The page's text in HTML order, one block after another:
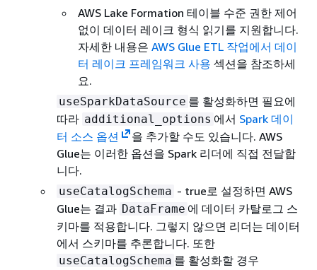
AWS Lake Formation 테이블 수준 권한 제어
없이 데이터 레이크 형식 읽기를 지원합니다.
자세한 내용은 AWS Glue ETL 작업에서 데이
터 레이크 프레임워크 사용 섹션을 참조하세
요.
useSparkDataSource 를 활성화하면 필요에
따라 additional_options 에서 Spark 데이
터 소스 옵션
을 추가할 수도 있습니다. AWS
Glue는 이러한 옵션을 Spark 리더에 직접 전달합
니다.
useCatalogSchema - true로 설정하면 AWS
Glue는 결과 DataFrame 에 데이터 카탈로그 스
키마를 적용합니다. 그렇지 않으면 리더는 데이터
에서 스키마를 추론합니다. 또한
useCatalogSchema 를 활성화할 경우